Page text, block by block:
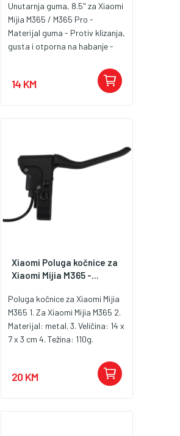
Unutarnja guma, 8.5" za Xiaomi
Mijia M365 / M365 Pro -
Materijal guma - Protiv klizanja,
gusta i otporna na habanje -
zraka - Dimenzije 8.5 inča u
prečniku - Težina 0.02 kg
14 KM
Xiaomi Poluga kočnice za
Xiaomi Mijia M365 -...
Poluga kočnice za Xiaomi Mijia
M365 1. Za Xiaomi Mijia M365 2.
Materijal: metal. 3. Veličina: 14 x
7 x 3 cm 4. Težina: 110g.
20 KM